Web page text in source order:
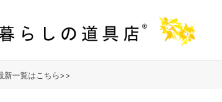
新一覧はこちら>>